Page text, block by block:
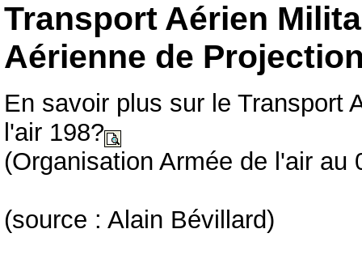
Transport Aérien
Aérienne de
En savoir plus sur le Transport
l'air 198?
(Organisation Armée de l'air au
(source : Alain Bévillard)